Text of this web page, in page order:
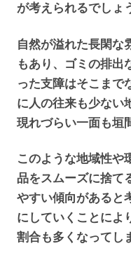
が考えられるでしょ
自然が溢れた長閑な
もあり、ゴミの排出
った支障はそこまで
に人の往来も少ない
現れづらい一面も垣
このような地域性や
品をスムーズに捨て
やすい傾向があると
にしていくことによ
割合も多くなってし